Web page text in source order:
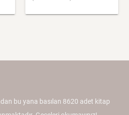
bu yana basılan 8620 adet kitap